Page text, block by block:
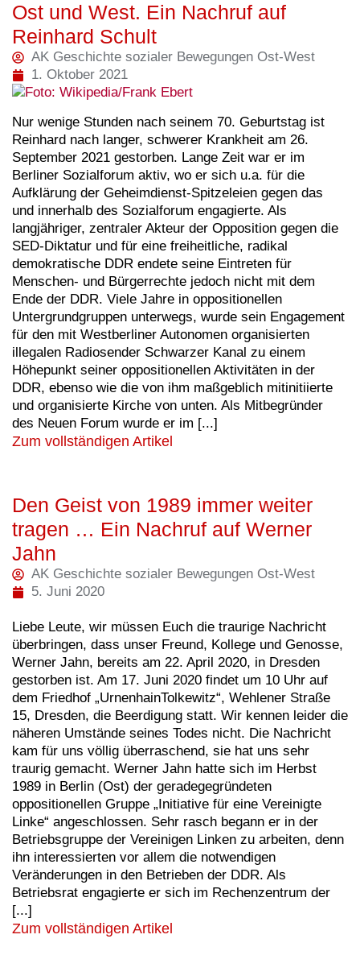
Ost und West. Ein Nachruf auf
Reinhard Schult
AK Geschichte sozialer Bewegungen Ost-West
1. Oktober 2021
Nur wenige Stunden nach seinem 70. Geburtstag ist
Reinhard nach langer, schwerer Krankheit am 26.
September 2021 gestorben. Lange Zeit war er im
Berliner Sozialforum aktiv, wo er sich u.a. für die
Aufklärung der Geheimdienst-Spitzeleien gegen das
und innerhalb des Sozialforum engagierte. Als
langjähriger, zentraler Akteur der Opposition gegen die
SED-Diktatur und für eine freiheitliche, radikal
demokratische DDR endete seine Eintreten für
Menschen- und Bürgerrechte jedoch nicht mit dem
Ende der DDR. Viele Jahre in oppositionellen
Untergrundgruppen unterwegs, wurde sein Engagement
für den mit Westberliner Autonomen organisierten
illegalen Radiosender Schwarzer Kanal zu einem
Höhepunkt seiner oppositionellen Aktivitäten in der
DDR, ebenso wie die von ihm maßgeblich mitinitiierte
und organisierte Kirche von unten. Als Mitbegründer
des Neuen Forum wurde er im [...]
Zum vollständigen Artikel
Den Geist von 1989 immer weiter
tragen … Ein Nachruf auf Werner
Jahn
AK Geschichte sozialer Bewegungen Ost-West
5. Juni 2020
Liebe Leute, wir müssen Euch die traurige Nachricht
überbringen, dass unser Freund, Kollege und Genosse,
Werner Jahn, bereits am 22. April 2020, in Dresden
gestorben ist. Am 17. Juni 2020 findet um 10 Uhr auf
dem Friedhof „UrnenhainTolkewitz“, Wehlener Straße
15, Dresden, die Beerdigung statt. Wir kennen leider die
näheren Umstände seines Todes nicht. Die Nachricht
kam für uns völlig überraschend, sie hat uns sehr
traurig gemacht. Werner Jahn hatte sich im Herbst
1989 in Berlin (Ost) der geradegegründeten
oppositionellen Gruppe „Initiative für eine Vereinigte
Linke“ angeschlossen. Sehr rasch begann er in der
Betriebsgruppe der Vereinigen Linken zu arbeiten, denn
ihn interessierten vor allem die notwendigen
Veränderungen in den Betrieben der DDR. Als
Betriebsrat engagierte er sich im Rechenzentrum der
[...]
Zum vollständigen Artikel